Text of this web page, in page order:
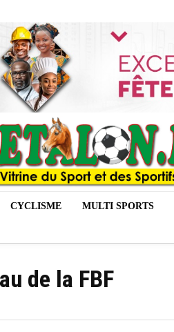
CYCLISME MULTI SPORTS
de la FBF